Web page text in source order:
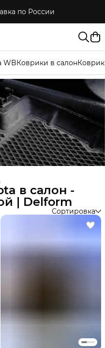
по России
WBКоврики в салон
в салон -
| Delform
Сортировка